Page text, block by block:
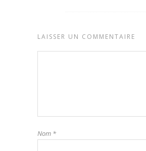
LAISSER UN COMMENTAIRE
Nom *